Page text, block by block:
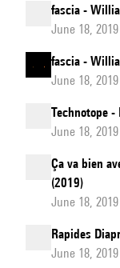
fascia -
June 18,
fascia -
June 18,
Technotope -
June 18,
Ça va bien
(2019)
June 18,
Rapides
June 18,